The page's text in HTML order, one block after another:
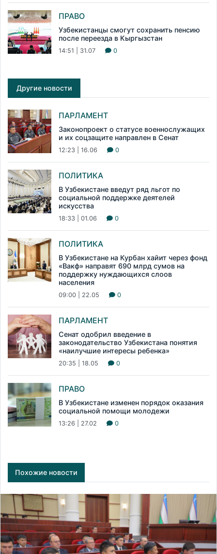
ПРАВО
Узбекистанцы смогут сохранить пенсию
после переезда в Кыргызстан
14:51 | 31.07 0
Другие новости
ПАРЛАМЕНТ
Законопроект о статусе военнослужащих
и их соцзащите направлен в Сенат
12:23 | 16.06 0
ПОЛИТИКА
В Узбекистане введут ряд льгот по
социальной поддержке деятелей
искусства
18:33 | 01.06 0
ПОЛИТИКА
В Узбекистане на Курбан хайит через фонд
«Вакф» направят 690 млрд сумов на
поддержку нуждающихся слоов
населения
09:00 | 22.05 0
ПАРЛАМЕНТ
Сенат одобрил введение в
законодательство Узбекистана понятия
«наилучшие интересы ребенка»
20:35 | 18.05 0
ПРАВО
В Узбекистане изменен порядок оказания
социальной помощи молодежи
13:26 | 27.02 0
Похожие новости